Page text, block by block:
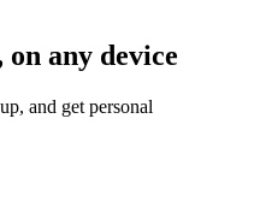
any device
and get personal